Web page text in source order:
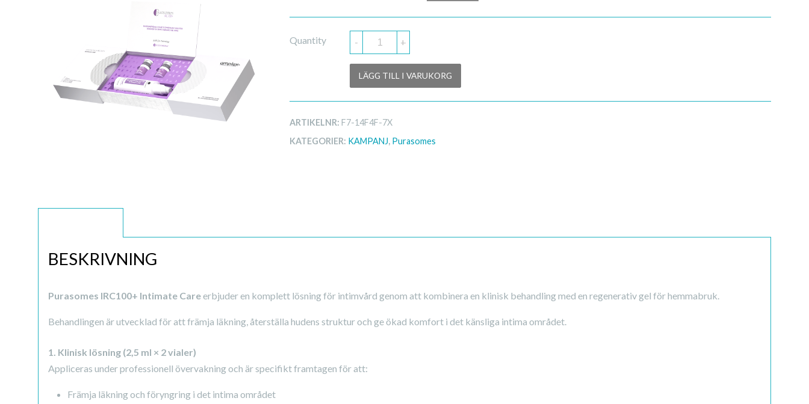
priset
var:
3,899.00 kr.1,999.00 kr.
Quantity - +
LÄGG TILL I VARUKORG
ARTIKELNR: F7-14F4F-7X
KATEGORIER: KAMPANJ, Purasomes
BESKRIVNING
Purasomes IRC100+ Intimate Careerbjuder en komplett lösning för intimvård genom att kombinera en klinisk behandling med en regenerativ gel för hemmabruk.
Behandlingen är utvecklad för att främja läkning, återställa hudens struktur och ge ökad komfort i det känsliga intima området.
1. Klinisk lösning (2,5 ml × 2 vialer)
Appliceras under professionell övervakning och är specifikt framtagen för att:
Främja läkning och föryngring i det intima området